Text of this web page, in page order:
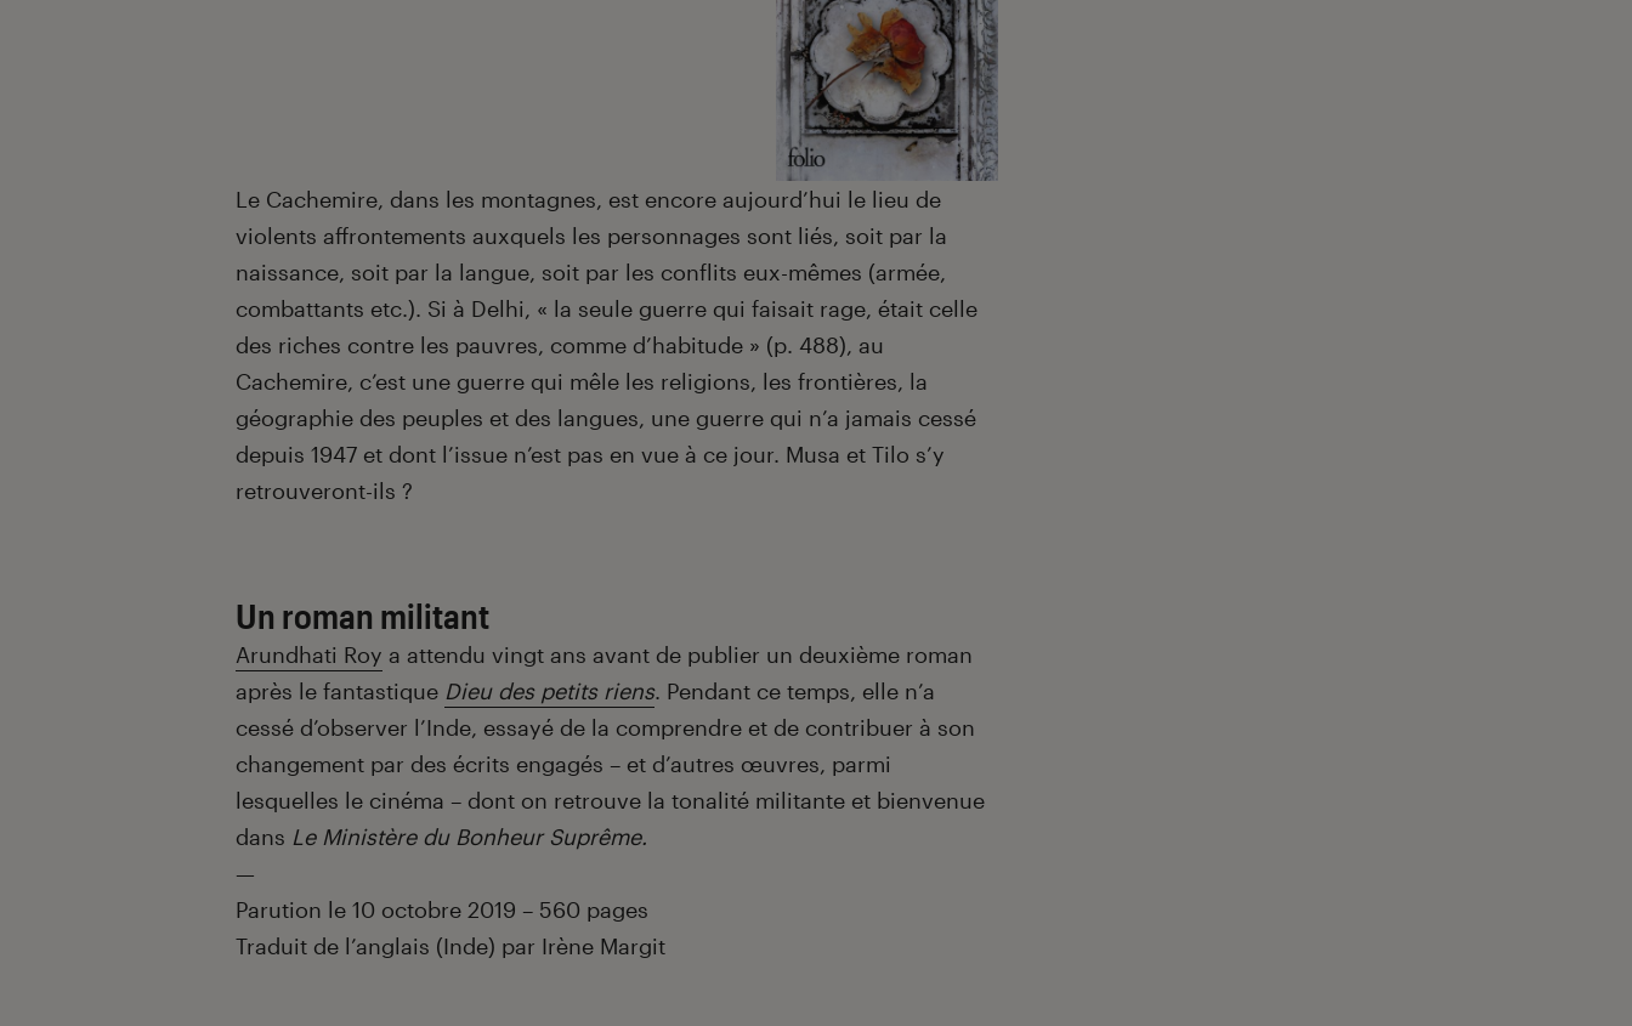
Le Cachemire, dans les montagnes, est encore aujourd’hui le lieu de
violents affrontements auxquels les personnages sont liés, soit par la
naissance, soit par la langue, soit par les conflits eux-mêmes (armée,
combattants etc.). Si à Delhi, « la seule guerre qui faisait rage, était celle
des riches contre les pauvres, comme d’habitude » (p. 488), au
Cachemire, c’est une guerre qui mêle les religions, les frontières, la
géographie des peuples et des langues, une guerre qui n’a jamais cessé
depuis 1947 et dont l’issue n’est pas en vue à ce jour. Musa et Tilo s’y
retrouveront-ils ?
Un roman militant
Arundhati Roy a attendu vingt ans avant de publier un deuxième roman
après le fantastique Dieu des petits riens. Pendant ce temps, elle n’a
cessé d’observer l’Inde, essayé de la comprendre et de contribuer à son
changement par des écrits engagés – et d’autres œuvres, parmi
lesquelles le cinéma – dont on retrouve la tonalité militante et bienvenue
dans Le Ministère du Bonheur Suprême.
—
Parution le 10 octobre 2019 – 560 pages
Traduit de l’anglais (Inde) par Irène Margit